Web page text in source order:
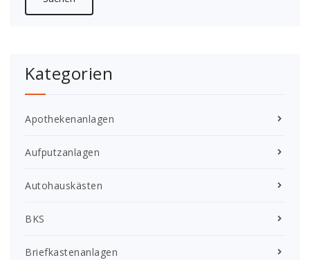
Kategorien
Apothekenanlagen
Aufputzanlagen
Autohauskästen
BKS
Briefkastenanlagen